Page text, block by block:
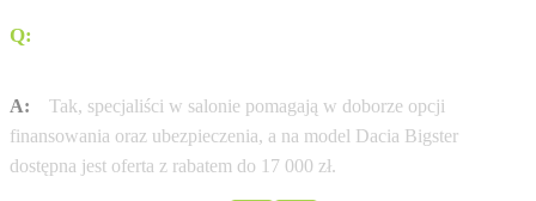
Q:
A:
Tak, specjaliści w salonie pomagają w doborze opcji
finansowania oraz ubezpieczenia, a na model Dacia Bigster
dostępna jest oferta z rabatem do 17 000 zł.